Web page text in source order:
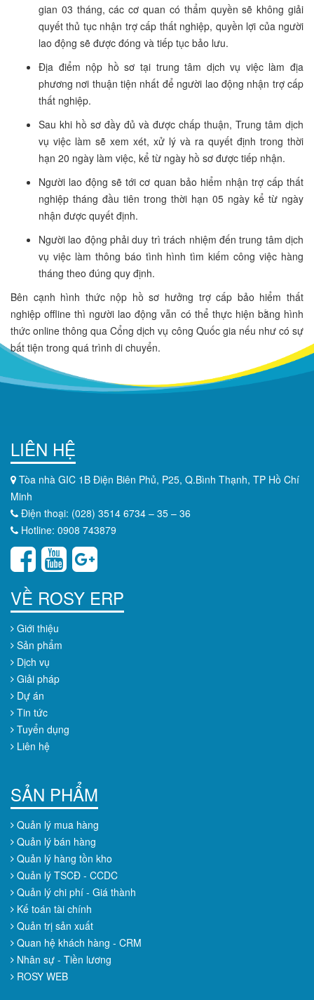
gian 03 tháng, các cơ quan có thẩm quyền sẽ không giải
quyết thủ tục nhận trợ cấp thất nghiệp, quyền lợi của người
lao động sẽ được đóng và tiếp tục bảo lưu.
Địa điểm nộp hồ sơ tại trung tâm dịch vụ việc làm địa
phương nơi thuận tiện nhất để người lao động nhận trợ cấp
thất nghiệp.
Sau khi hồ sơ đầy đủ và được chấp thuận, Trung tâm dịch
vụ việc làm sẽ xem xét, xử lý và ra quyết định trong thời
hạn 20 ngày làm việc, kể từ ngày hồ sơ được tiếp nhận.
Người lao động sẽ tới cơ quan bảo hiểm nhận trợ cấp thất
nghiệp tháng đầu tiên trong thời hạn 05 ngày kể từ ngày
nhận được quyết định.
Người lao động phải duy trì trách nhiệm đến trung tâm dịch
vụ việc làm thông báo tình hình tìm kiếm công việc hàng
tháng theo đúng quy định.
Bên cạnh hình thức nộp hồ sơ hưởng trợ cấp bảo hiểm thất
nghiệp offline thì người lao động vẫn có thể thực hiện bằng hình
thức online thông qua Cổng dịch vụ công Quốc gia nếu như có sự
bất tiện trong quá trình di chuyển.
LIÊN HỆ
Tòa nhà GIC 1B Điện Biên Phủ, P25, Q.Bình Thạnh, TP Hồ Chí
Minh
Điện thoại: (028) 3514 6734 – 35 – 36
Hotline: 0908 743879
VỀ ROSY ERP
Giới thiệu
Sản phẩm
Dịch vụ
Giải pháp
Dự án
Tin tức
Tuyển dụng
Liên hệ
SẢN PHẨM
Quản lý mua hàng
Quản lý bán hàng
Quản lý hàng tồn kho
Quản lý TSCĐ - CCDC
Quản lý chi phí - Giá thành
Kế toán tài chính
Quản trị sản xuất
Quan hệ khách hàng - CRM
Nhân sự - Tiền lương
ROSY WEB